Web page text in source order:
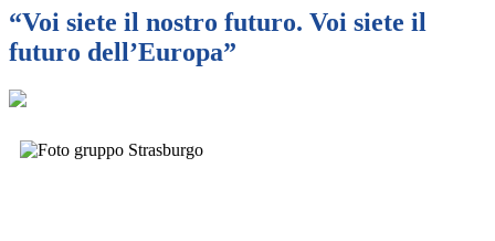
“Voi siete il nostro futuro. Voi siete il
futuro dell’Europa”